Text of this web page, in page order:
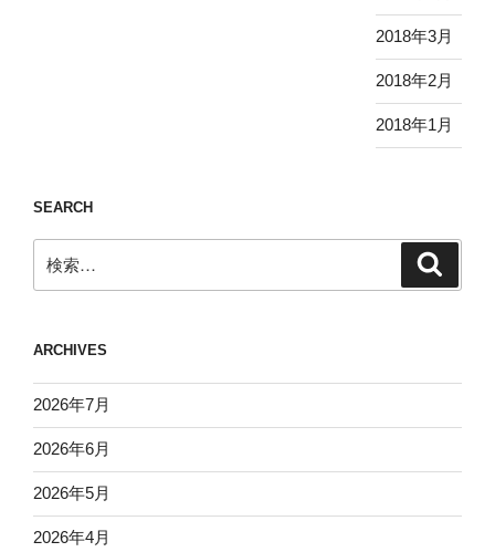
2018年3月
2018年2月
2018年1月
SEARCH
索:
ARCHIVES
2026年7月
2026年6月
2026年5月
2026年4月